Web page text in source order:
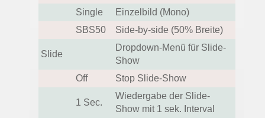
Single
Einzelbild (Mono)
SBS50
Side-by-side (50% Breite)
Slide
Dropdown-Menü für Slide-
Show
Off
Stop Slide-Show
1 Sec.
Wiedergabe der Slide-
Show mit 1 sek. Interval